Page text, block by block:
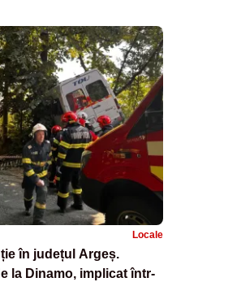
Locale
în județul Argeș.
la Dinamo, implicat într-